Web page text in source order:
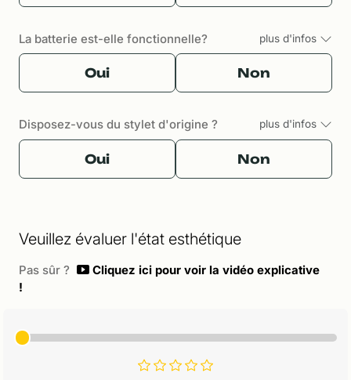
La batterie est-elle fonctionnelle? plus d'infos
Oui Non
Disposez-vous du stylet d'origine ? plus d'infos
Oui Non
Veuillez évaluer l'état esthétique
Pas sûr ?
Cliquez ici pour voir la vidéo explicative
!